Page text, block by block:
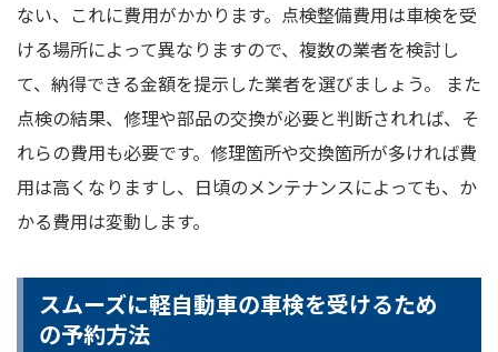
ない、これに費用がかかります。点検整備費用は車検を受
ける場所によって異なりますので、複数の業者を検討し
て、納得できる金額を提示した業者を選びましょう。 また
点検の結果、修理や部品の交換が必要と判断されれば、そ
れらの費用も必要です。修理箇所や交換箇所が多ければ費
用は高くなりますし、日頃のメンテナンスによっても、か
かる費用は変動します。
スムーズに軽自動車の車検を受けるため
の予約方法